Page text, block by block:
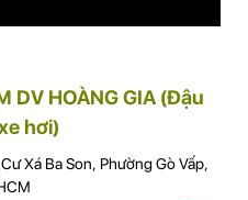
DV HOÀNG GIA (Đậu
hơi)
Xá Ba Son, Phường Gò Vấp,